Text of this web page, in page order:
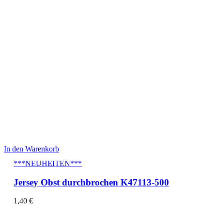
In den Warenkorb
***NEUHEITEN***
Jersey Obst durchbrochen K47113-500
1,40 €